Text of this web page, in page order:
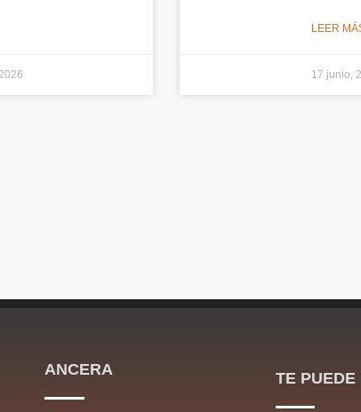
LEER
17 junio,
ANCERA TE PUEDE